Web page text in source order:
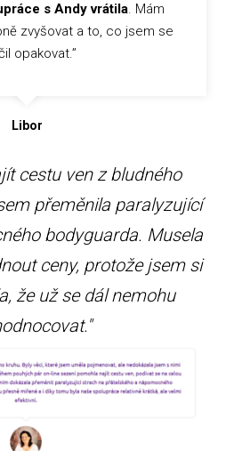
s Andy vrátila. Mám
zvyšovat a to, co jsem se
opakovat.”
Libor
cestu ven z bludného
přeměnila paralyzující
bodyguarda. Musela
ceny, protože jsem si
že už se dál nemohu